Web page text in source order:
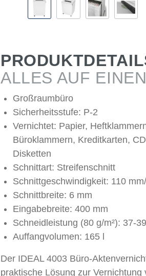
ALLES AUF
Großraumbüro
Sicherheitsstufe: P-2
Vernichtet: Papier,
Büroklammern, Kreditkarten,
Disketten
Schnittart: Streifenschnitt
Schnittgeschwindigkeit: 110
Schnittbreite: 6 mm
Eingabebreite: 400 mm
Schneidleistung (80 g/m²): 37-
Auffangvolumen: 165 l
Der IDEAL 4003 Büro-
praktische Lösung zur Vernichtung